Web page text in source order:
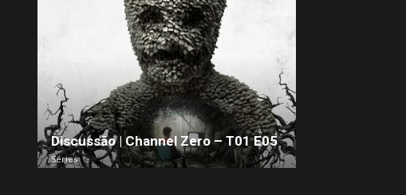
Discussão | Channel Zero – T01 E05
Séries